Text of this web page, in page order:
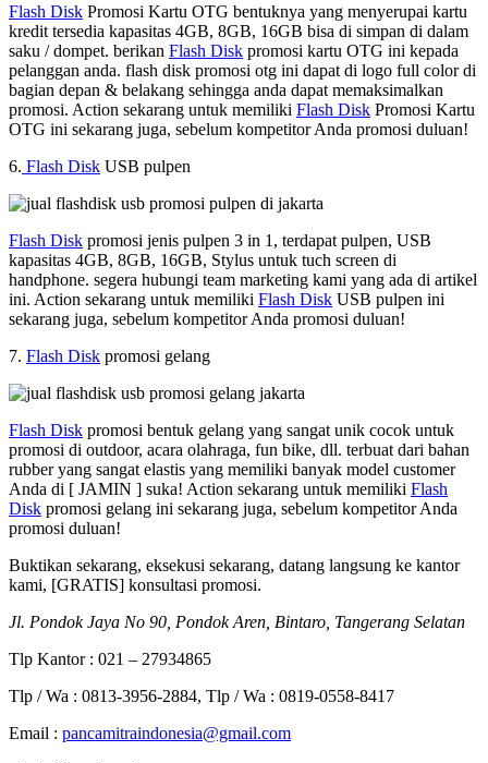
Flash Disk Promosi Kartu OTG bentuknya yang menyerupai kartu
kredit tersedia kapasitas 4GB, 8GB, 16GB bisa di simpan di dalam
saku / dompet. berikan Flash Disk promosi kartu OTG ini kepada
pelanggan anda. flash disk promosi otg ini dapat di logo full color di
bagian depan & belakang sehingga anda dapat memaksimalkan
promosi. Action sekarang untuk memiliki Flash Disk Promosi Kartu
OTG ini sekarang juga, sebelum kompetitor Anda promosi duluan!
6. Flash Disk USB pulpen
Flash Disk promosi jenis pulpen 3 in 1, terdapat pulpen, USB
kapasitas 4GB, 8GB, 16GB, Stylus untuk tuch screen di
handphone. segera hubungi team marketing kami yang ada di artikel
ini. Action sekarang untuk memiliki Flash Disk USB pulpen ini
sekarang juga, sebelum kompetitor Anda promosi duluan!
7. Flash Disk promosi gelang
Flash Disk promosi bentuk gelang yang sangat unik cocok untuk
promosi di outdoor, acara olahraga, fun bike, dll. terbuat dari bahan
rubber yang sangat elastis yang memiliki banyak model customer
Anda di [ JAMIN ] suka! Action sekarang untuk memiliki Flash
Disk promosi gelang ini sekarang juga, sebelum kompetitor Anda
promosi duluan!
Buktikan sekarang, eksekusi sekarang, datang langsung ke kantor
kami, [GRATIS] konsultasi promosi.
Jl. Pondok Jaya No 90, Pondok Aren, Bintaro, Tangerang Selatan
Tlp Kantor : 021 – 27934865
Tlp / Wa : 0813-3956-2884, Tlp / Wa : 0819-0558-8417
Email : pancamitraindonesia@gmail.com